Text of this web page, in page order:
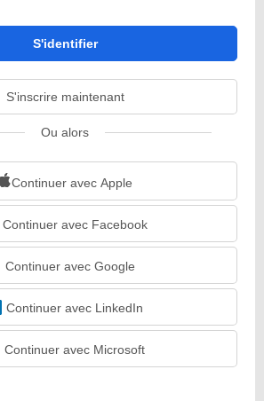
Continuer avec Apple
Continuer avec Facebook
Continuer avec Google
Continuer avec LinkedIn
Continuer avec Microsoft
Ou alors
S'identifier
S'inscrire maintenant